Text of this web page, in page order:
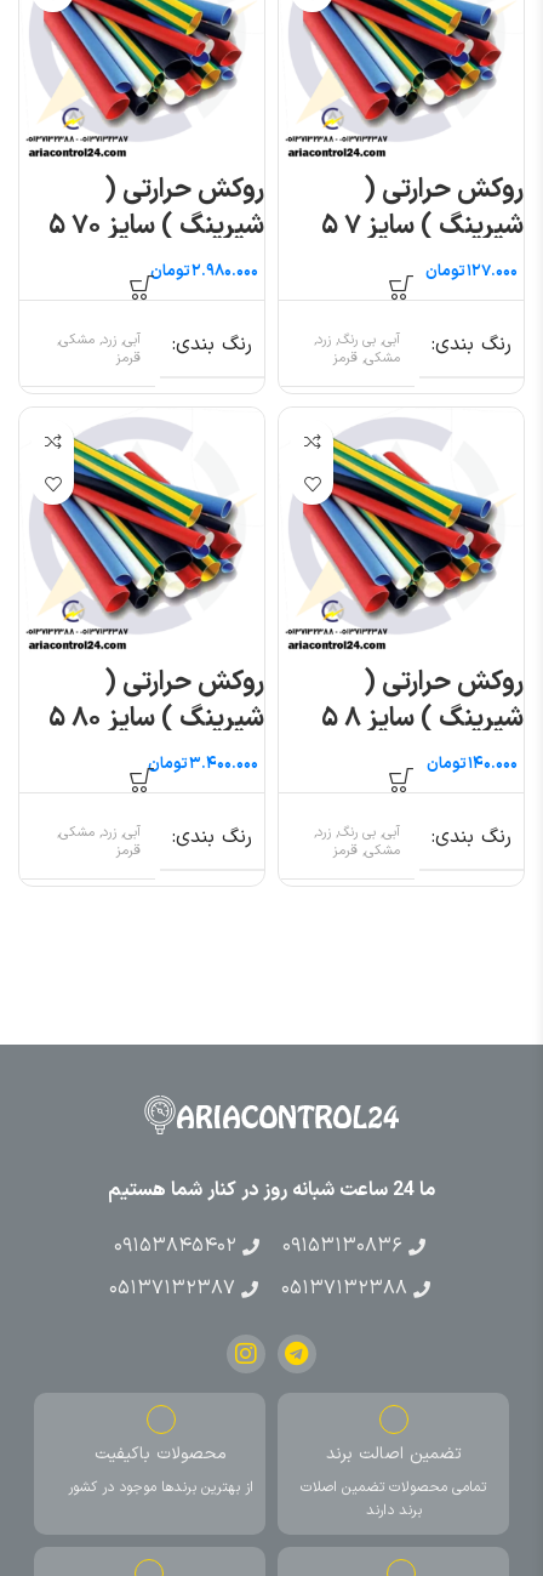
روکش حرارتی (
شیرینگ ) سایز ۷ ۵
متریتومان
رنگ بندی
آبی, بی رنگ, زرد,
مشکی, قرمز
روکش حرارتی (
شیرینگ ) سایز ۷۰ ۵
متری
تومان
رنگ بندی
آبی, زرد, مشکی,
قرمز
روکش حرارتی (
شیرینگ ) سایز ۸ ۵
متریتومان
رنگ بندی
آبی, بی رنگ, زرد,
مشکی, قرمز
روکش حرارتی (
شیرینگ ) سایز ۸۰ ۵
متری
تومان
رنگ بندی
آبی, زرد, مشکی,
قرمز
ما 24 ساعت شبانه روز در کنار شما هستیم
۰۹۱۵۳۱۳۰۸۳۶
۰۹۱۵۳۸۴۵۴۰۲
۰۵۱۳۷۱۳۲۳۸۸
۰۵۱۳۷۱۳۲۳۸۷
تضمین اصالت برند
تمامی محصولات تضمین اصلات
برند دارند
محصولات باکیفیت
از بهترین برندها موجود در کشور